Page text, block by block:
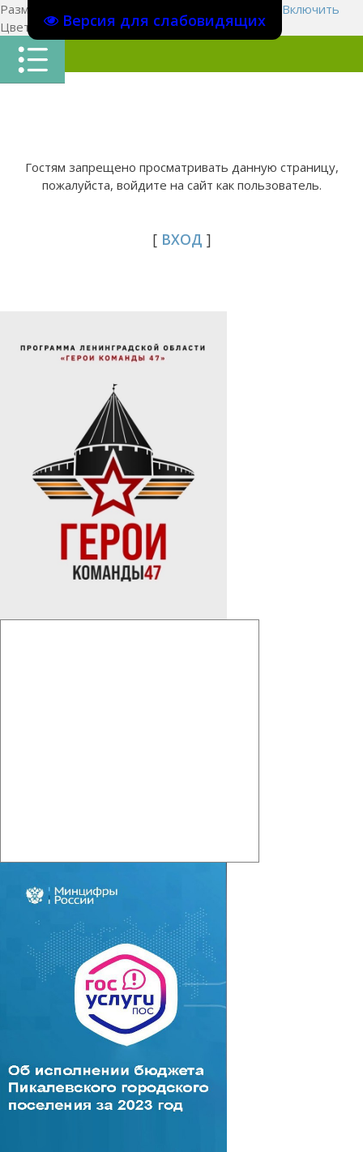
Версия для слабовидящих
Размер шрифта:
Включить
Цвет сайтаЦ Ц Ц Х
Гостям запрещено просматривать данную страницу,
пожалуйста, войдите на сайт как пользователь.
[ ВХОД ]